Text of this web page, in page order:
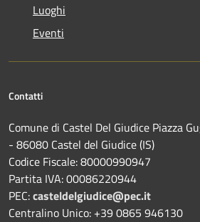
Luoghi
Eventi
Contatti
Comune di Castel Del Giudice Piazza
- 86080 Castel del Giudice (IS)
Codice Fiscale: 80000990947
Partita IVA: 00086220944
PEC:casteldelgiudice@pec.it
Centralino Unico: +39 0865 946130